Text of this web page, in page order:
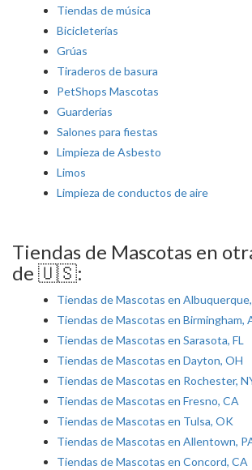
Tiendas de música
Bicicleterías
Grúas
Tiraderos de basura
PetShops Mascotas
Guarderías
Salones para fiestas
Limpieza de Asbesto
Limos
Limpieza de conductos de aire
Tiendas de Mascotas en
de 🇺🇸:
Tiendas de Mascotas en
Tiendas de Mascotas en Birmingham,
Tiendas de Mascotas en Sarasota, FL
Tiendas de Mascotas en Dayton, OH
Tiendas de Mascotas en Rochester,
Tiendas de Mascotas en Fresno, CA
Tiendas de Mascotas en Tulsa, OK
Tiendas de Mascotas en Allentown,
Tiendas de Mascotas en Concord, CA